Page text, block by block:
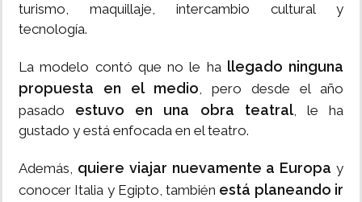
turismo, maquillaje, intercambio cultural y
tecnología.
La modelo contó que no le ha llegado ninguna
propuesta en el medio, pero desde el año
pasado estuvo en una obra teatral, le ha
gustado y está enfocada en el teatro.
Además, quiere viajar nuevamente a Europa y
conocer Italia y Egipto, también está planeando ir